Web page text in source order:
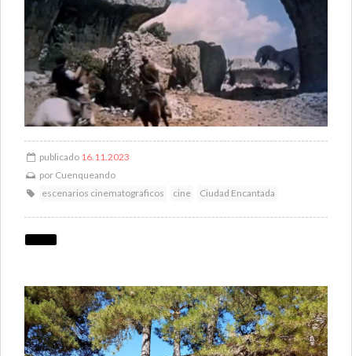
publicado 16.11.2023
por Cuenqueando
escenarios cinematograficos
cine Ciudad Encantada